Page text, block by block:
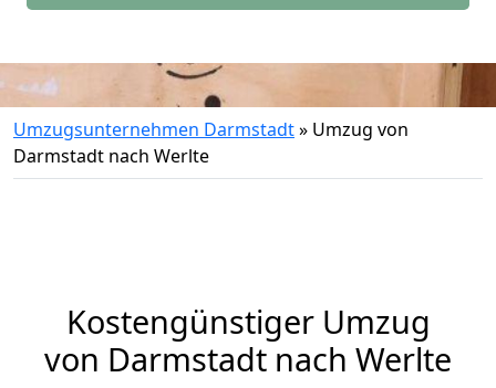
Umzugsunternehmen Darmstadt» Umzug von
Darmstadt nach Werlte
Kostengünstiger Umzug
von Darmstadt nach Werlte